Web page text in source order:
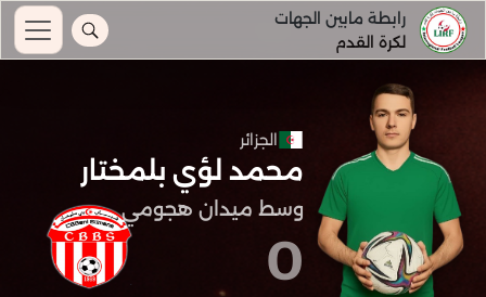
رابطة مابين الجهات
لكرة القدم
الجزائر
محمد لؤي بلمختار
وسط ميدان هجومي
0